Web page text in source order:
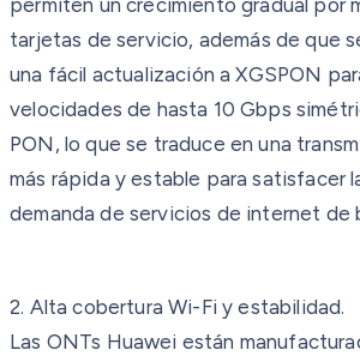
tarjetas de servicio, además de que
una fácil actualización a XGSPON
velocidades de hasta 10 Gbps
PON, lo que se traduce en una
más rápida y estable para satisfacer
demanda de servicios de internet de
2. Alta cobertura Wi-Fi y estabilidad.
Las ONTs Huawei están